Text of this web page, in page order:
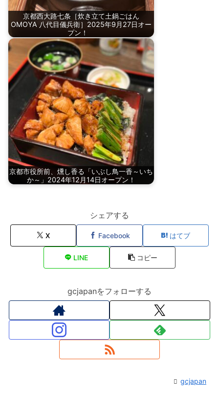
京都西大路七条［炊き立て土鍋ごはん
OMOYA 八代目儀兵衛］2025年9月27日オー
プン！
京都市役所前、燻し香る「いぶし鳥一香～いち
か～」2024年12月14日オープン！
シェアする
X Facebook はてブ
LINE コピー
gcjapanをフォローする
gcjapan